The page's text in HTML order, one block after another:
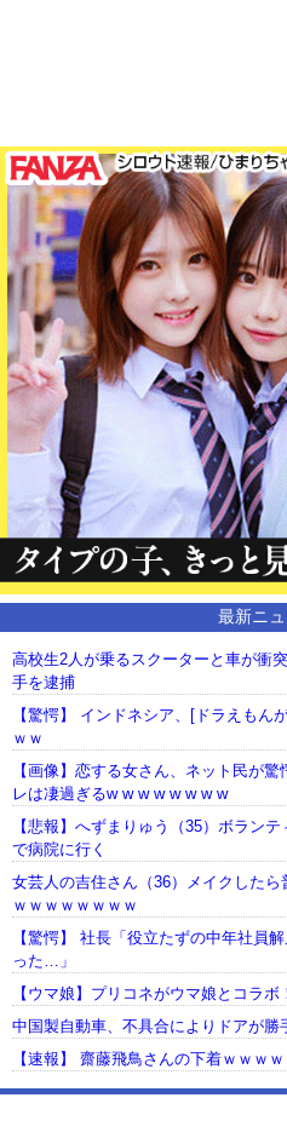
最新ニ
高校生2人が乗るスクーターと車が衝
手を逮捕
【驚愕】 インドネシア、[ドラえもん
ｗｗ
【画像】恋する女さん、ネット民が
レは凄過ぎるw w w w w w w w
【悲報】へずまりゅう（35）ボラン
で病院に行く
女芸人の吉住さん（36）メイクした
ｗｗｗｗｗｗｗｗ
【驚愕】 社長「役立たずの中年社員
った…」
【ウマ娘】プリコネがウマ娘とコラボ
中国製自動車、不具合によりドアが勝
【速報】 齋藤飛鳥さんの下着ｗｗｗ
【動画】USJの禁止エリアに子ども